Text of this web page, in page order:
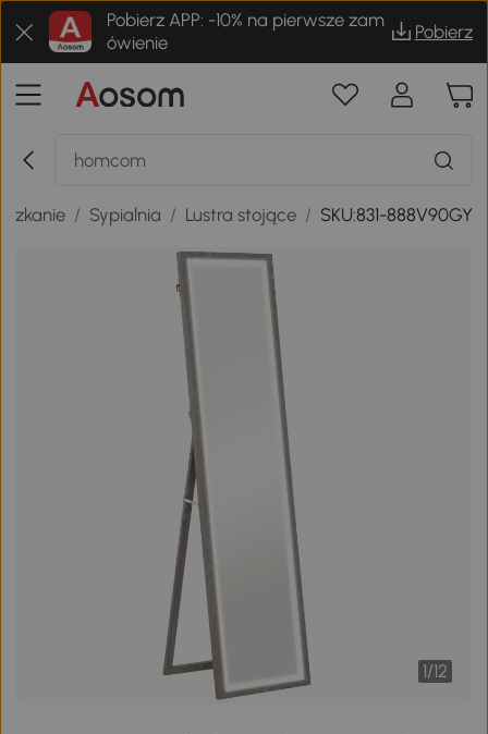
Pobierz APP: -10% na pierwsze zam
ówienie
Pobierz
/ Sypialnia / Lustra stojące / SKU:831-888V90GY
1/12